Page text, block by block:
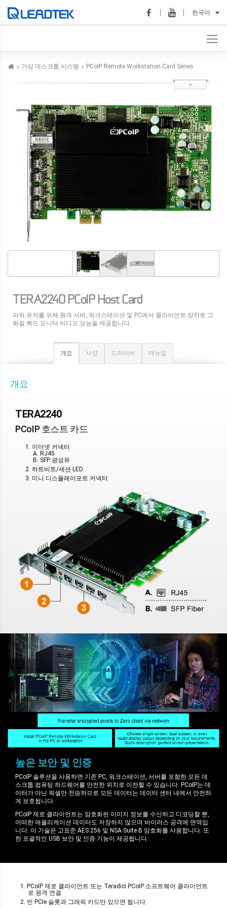
한국어
가상 데스크톱 시스템 PCoIP Remote Workstation Card Series
TERA2240 PCoIP Host Card
파워 유저를 위해 원격 서버, 워크스테이션 및 PC에서 클라이언트 장치로 고
화질 쿼드 모니터 비디오 성능을 제공합니다
개요 사양 드라이버 매뉴얼
개요
TERA2240
PCoIP 호스트 카드
1. 이더넷 커넥터
A. RJ45
B. SFP 광섬유
2. 하트비트/세션 LED
3. 미니 디스플레이포트 커넥터
높은 보안 및 인증
PCoIP 솔루션을 사용하면 기존 PC, 워크스테이션, 서버를 포함한 모든 데
스크톱 컴퓨팅 하드웨어를 안전한 위치로 이전할 수 있습니다. PCoIP는 데
이터가 아닌 픽셀만 전송하므로 모든 데이터는 데이터 센터 내에서 안전하
게 보호됩니다.
PCoIP 제로 클라이언트는 암호화된 이미지 정보를 수신하고 디코딩할 뿐,
어떠한 애플리케이션 데이터도 저장하지 않으며 바이러스 공격에 면역입
니다. 이 기술은 고표준 AES 256 및 NSA Suite B 암호화를 사용합니다. 또
한 포괄적인 USB 보안 및 인증 기능이 제공됩니다.
1. PCoIP 제로 클라이언트 또는 Teradici PCoIP 소프트웨어 클라이언트
로 원격 연결
2. 빈 PCIe 슬롯과 그래픽 카드만 있으면 됩니다